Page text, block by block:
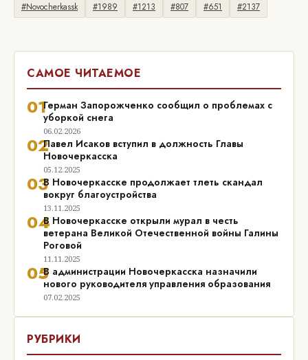
#Novocherkassk #1989 #1213 #807 #651 #2137
САМОЕ ЧИТАЕМОЕ
01Герман Запорожченко сообщил о проблемах с
уборкой снега
06.02.2026
02Павел Исаков вступил в должность Главы
Новочеркасска
05.12.2025
03В Новочеркасске продолжает тлеть скандал
вокруг благоустройства
13.11.2025
04В Новочеркасске открыли мурал в честь
ветерана Великой Отечественной войны Галины
Роговой
11.11.2025
05В администрации Новочеркасска назначили
нового руководителя управления образования
07.02.2025
РУБРИКИ